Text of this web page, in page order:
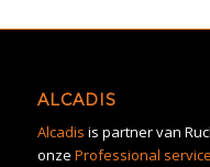
ALCADIS
Alcadis is partner van
onze Professional